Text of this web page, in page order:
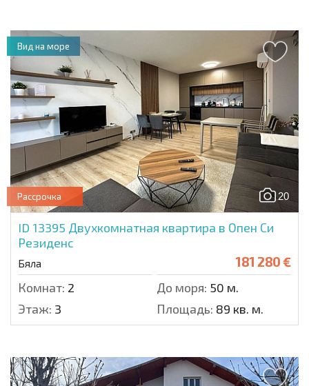
20
Рассрочка
ID 13395 Двухкомнатная квартира в Опен Си
Резиденс
Бяла 181 280 €
Комнат: 2 До моря: 50 м.
Этаж: 3 Площадь: 89 кв. м.
Вид на море